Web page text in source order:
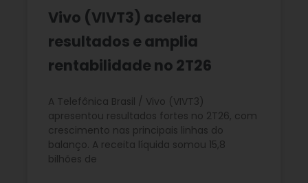
Vivo (VIVT3) acelera
resultados e amplia
rentabilidade no 2T26
A Telefônica Brasil / Vivo (VIVT3)
apresentou resultados fortes no 2T26, com
crescimento nas principais linhas do
balanço. A receita líquida somou 15,8
bilhões de